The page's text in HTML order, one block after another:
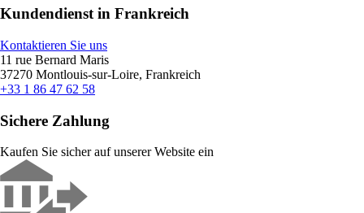
Kundendienst in Frankreich
Kontaktieren Sie uns
11 rue Bernard Maris
37270 Montlouis-sur-Loire, Frankreich
+33 1 86 47 62 58
Sichere Zahlung
Kaufen Sie sicher auf unserer Website ein